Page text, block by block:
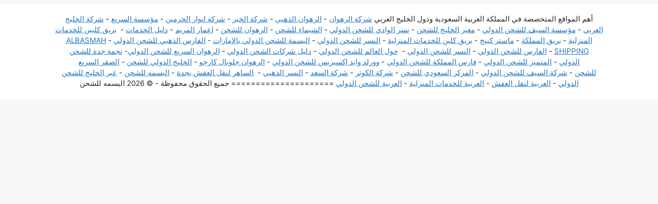
أهم المواقع المتخصصة في المملكة العربية السعودية ودول الخليج العربي شركة الرهوان - الرهوان الذهبي - شركة الخير - شركة انوار الحرمين - مؤسسة السريع - شركة الخليج
العربي - مؤسسة السيف للشحن الدولي - معبر الخليج للشحن - نسر الوادي للشحن الدولي - الشيماء للشحن - الرهوان للشحن - اعمار المريم - دليل الخدمات - بريق كليين للخدمات
المنزلية - بريق المملكة - ماستر كينج - بريق كلين للخدمات المنزلية - النسر للشحن الدولي - البسمة للشحن الدولي بالإمارات - الفارس الذهبي للشحن الدولي -
ALBASMAH
SHIPPING
- الفارس للشحن الدولي - النسر للشحن الدولي -حول العالم للشحن الدولي - دليل شركات الشحن الدولي - الرهوان السريع للشحن الدولي- نجمة جدة للشحن
الدولي - المتميز للشحن الدولي - فارس المملكة للشحن الدولي - وورلد وايد إكسبريس للشحن الدولي - الرهوان جلوبال كارجو - الخليج الدولي للشحن - الصقر السريع
للشحن - شركة السيف للشحن الدولي - المركز السعودي للشحن - شركة الكوثر - شركة السعد - النسر الذهبي - الساهر لنقل العفش بجدة - البسمه للشحن - عبر الخليج للشحن
الدولي - العربية لنقل العفش - العربية للخدمات المنزلية - العربية للشحن الدولي ===================== جميع الحقوق محفوظة - © 2026 البسمه للشحن